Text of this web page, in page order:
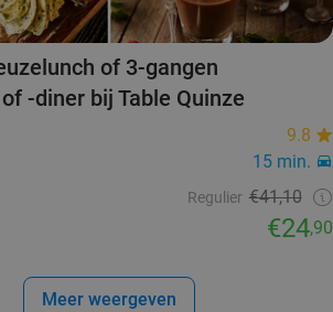
of 3-gangen
-diner bij Table Quinze
9.8
15 min.
Regulier €41,10
€24,90
Meer weergeven